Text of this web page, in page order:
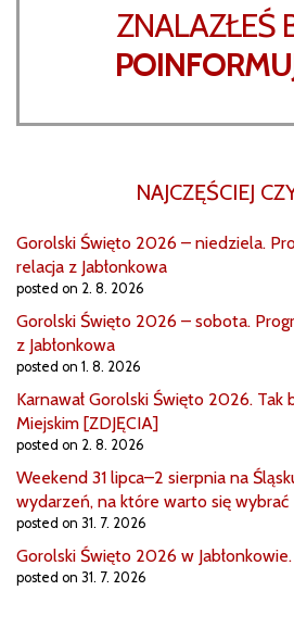
ZNALAZŁEŚ
NAJCZĘŚCIEJ
Gorolski Święto 2026 – niedziela.
relacja z Jabłonkowa
posted on 2. 8. 2026
Gorolski Święto 2026 – sobota.
z Jabłonkowa
posted on 1. 8. 2026
Karnawał Gorolski Święto 2026. Tak
Miejskim [ZDJĘCIA]
posted on 2. 8. 2026
Weekend 31 lipca–2 sierpnia na
wydarzeń, na które warto się wybrać
posted on 31. 7. 2026
Gorolski Święto 2026 w
posted on 31. 7. 2026